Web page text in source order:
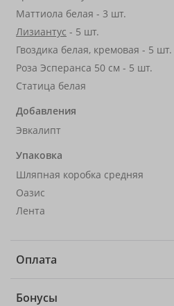
Маттиола белая - 3 шт.
Лизиантус - 5 шт.
Гвоздика белая, кремовая - 5 шт.
Роза Эсперанса 50 см - 5 шт.
Статица белая
Добавления
Эвкалипт
Упаковка
Шляпная коробка средняя
Оазис
Лента
Оплата
Бонусы